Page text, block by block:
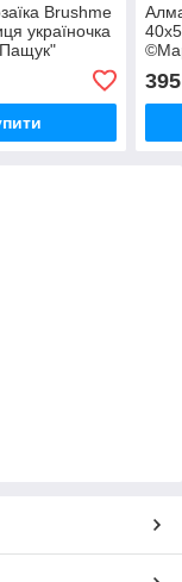
Brushme
україночка
395